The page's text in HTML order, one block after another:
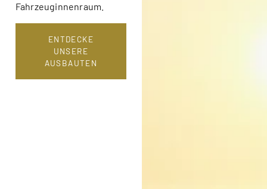
Fahrzeuginnenraum.
ENTDECKE
UNSERE
AUSBAUTEN